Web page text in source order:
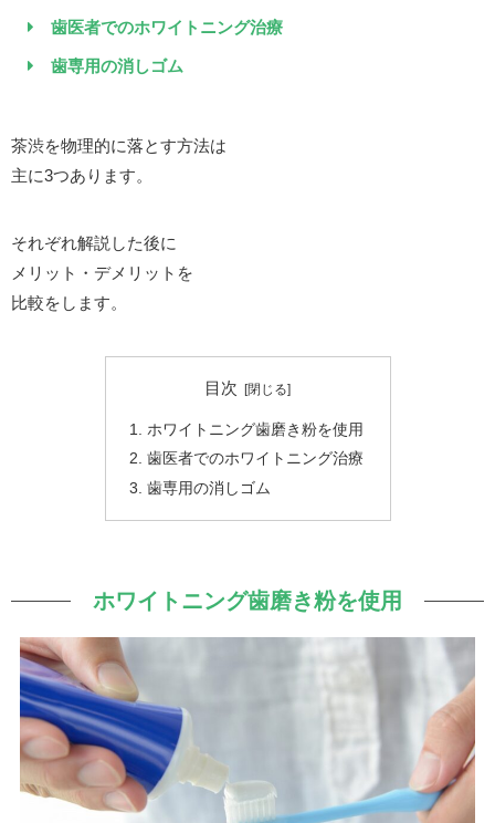
歯医者でのホワイトニング治療
歯専用の消しゴム
茶渋を物理的に落とす方法は
主に3つあります。
それぞれ解説した後に
メリット・デメリットを
比較をします。
目次
ホワイトニング歯磨き粉を使用
歯医者でのホワイトニング治療
歯専用の消しゴム
ホワイトニング歯磨き粉を使用